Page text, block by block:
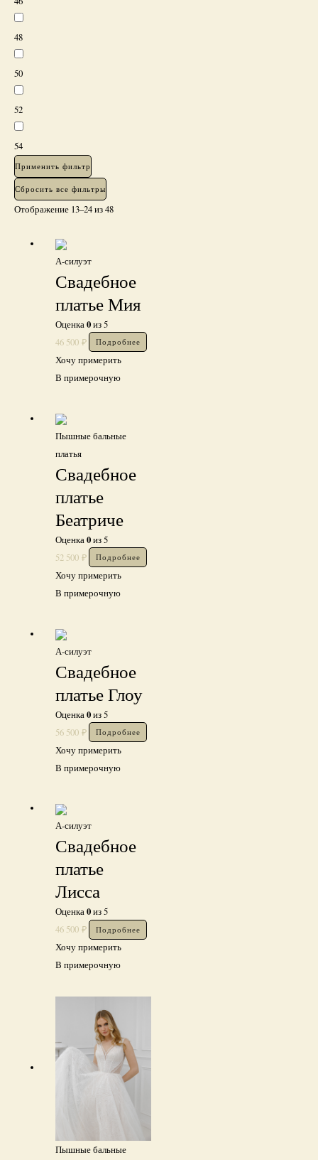
48
50
52
54
Применить фильтр
Сбросить все фильтры
Отображение 13–24 из 48
А-силуэт
Свадебное
платье Мия
Оценка0из 5
46 500₽ Подробнее
Хочу примерить
В примерочную
Пышные бальные
платья
Свадебное
платье
Беатриче
Оценка0из 5
52 500₽ Подробнее
Хочу примерить
В примерочную
А-силуэт
Свадебное
платье Глоу
Оценка0из 5
56 500₽ Подробнее
Хочу примерить
В примерочную
А-силуэт
Свадебное
платье
Лисса
Оценка0из 5
46 500₽ Подробнее
Хочу примерить
В примерочную
Пышные бальные